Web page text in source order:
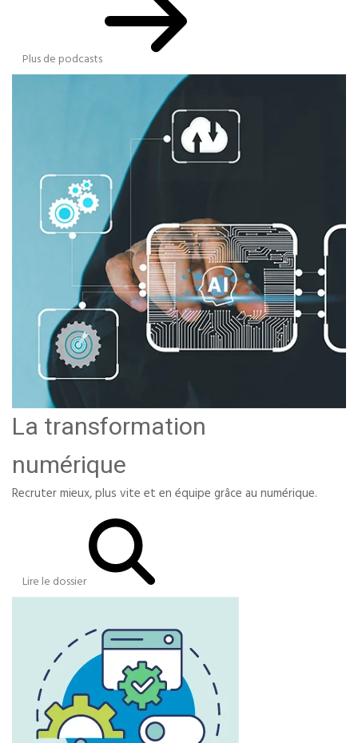
Plus de podcasts
La transformation
numérique
Recruter mieux, plus vite et en équipe grâce au numérique.
Lire le dossier